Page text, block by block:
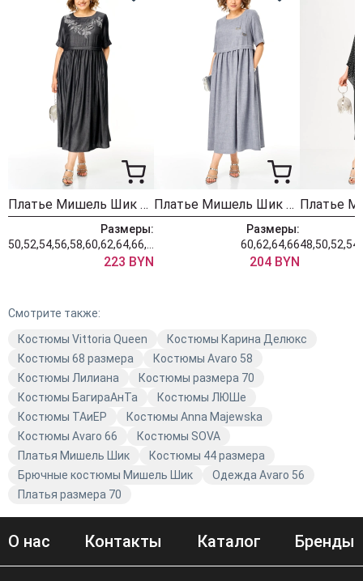
Костюм, в котором женщина чувствует себя
собранной, красивой и уверенной без лишних усилий.
Сохраните, чтобы не потерять — это одна из самых
сильных моделей сезона.
Длина блузы по спинке — 64 см +\- 1 см, длина рукава
29 см +\- 1 см, длина брюк по боковому шву — 102 см
+\- 1см, длина по шаговому шву — 70 см +\- 1 см.
Изделие подойдет на рост 170.
Платье Мишель Шик 2132-2 мокрый асфальт
Размеры:
223 BYN
Платье Мишель Шик 2132-1 серый кварц
Размеры:
60,62,64,66
204 BYN
Смотрите также:
Костюмы Vittoria Queen
Костюмы Карина Делюкс
Костюмы 68 размера
Костюмы Avaro 58
Костюмы Лилиана
Костюмы размера 70
Костюмы БагираАнТа
Костюмы ЛЮШе
Костюмы TAиЕР
Костюмы Anna Majewska
Костюмы Avaro 66
Костюмы SOVA
Платья Мишель Шик
Костюмы 44 размера
Брючные костюмы Мишель Шик
Одежда Avaro 56
Платья размера 70
О нас Контакты Каталог Бренды